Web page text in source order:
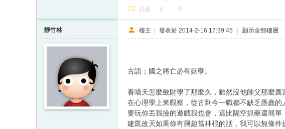
回覆
靜竹林 樓主 | 發表於 2014-2-16 17:39:45 | 顯示全部樓層
古語；國之將亡必有妖孽。
看喵天怎麼斂財學了那麼久，雖然沒他師父那麼厲
在心理學上來觀察，從古到今一職都不缺乏愚蠢的
要玩你丟我撿的遊戲我也會，這比隔空抓藥還簡單
建凱改天如果你有興趣當神棍的話，我可以無條件